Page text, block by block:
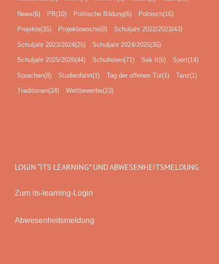
News(6) PB(10) Politische Bildung(6) Polnisch(16)
Projekte(35) Projektewoche(8) Schuljahr 2022/2023(43)
Schuljahr 2023/2024(25) Schuljahr 2024/2025(35)
Schuljahr 2025/2026(44) Schulleben(71) Sek II (6) Sport(14)
Sprachen(8) Studienfahrt(1) Tag der offenen Tür(1) Tanz(1)
Traditionen(24) Wettbewerbe(23)
LOGIN “ITS LEARNING” UND ABWESENHEITSMELDUNG
Zum its-learning-Login
Abwesenheitsmeldung